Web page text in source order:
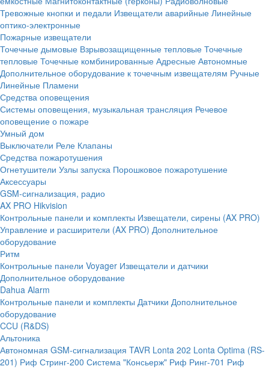
Тревожные кнопки и педали Извещатели аварийные Линейные
оптико-электронные
Пожарные извещатели
Точечные дымовые Взрывозащищенные тепловые Точечные
тепловые Точечные комбинированные Адресные Автономные
Дополнительное оборудование к точечным извещателям Ручные
Линейные Пламени
Средства оповещения
Системы оповещения, музыкальная трансляция Речевое
оповещение о пожаре
Умный дом
Выключатели Реле Клапаны
Средства пожаротушения
Огнетушители Узлы запуска Порошковое пожаротушение
Аксессуары
GSM-сигнализация, радио
AX PRO Hikvision
Контрольные панели и комплекты Извещатели, сирены (AX PRO)
Управление и расширители (AX PRO) Дополнительное
оборудование
Ритм
Контрольные панели Voyager Извещатели и датчики
Дополнительное оборудование
Dahua Alarm
Контрольные панели и комплекты Датчики Дополнительное
оборудование
CCU (R&DS)
Альтоника
Автономная GSM-сигнализация TAVR Lonta 202 Lonta Optima (RS-
201) Риф Стринг-200 Система "Консьерж" Риф Ринг-701 Риф